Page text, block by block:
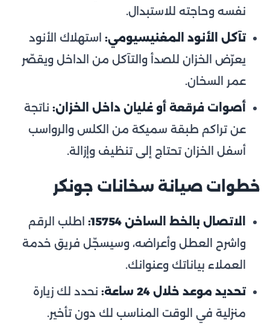
نفسه وحاجته للاستبدال.
تآكل الأنود المغنيسيومي: استهلاك الأنود
يعرّض الخزان للصدأ والتآكل من الداخل ويقصّر
عمر السخان.
أصوات فرقعة أو غليان داخل الخزان: ناتجة
عن تراكم طبقة سميكة من الكلس والرواسب
أسفل الخزان تحتاج إلى تنظيف وإزالة.
خطوات صيانة سخانات جونكر
الاتصال بالخط الساخن 15754:
اطلب الرقم
واشرح العطل وأعراضه، وسيسجّل فريق خدمة
العملاء بياناتك وعنوانك.
تحديد موعد خلال 24 ساعة:
نحدد لك زيارة
منزلية في الوقت المناسب لك دون تأخير.